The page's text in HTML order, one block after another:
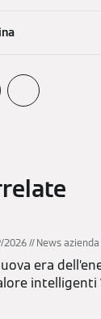
2026 News azienda
era
intelligenti